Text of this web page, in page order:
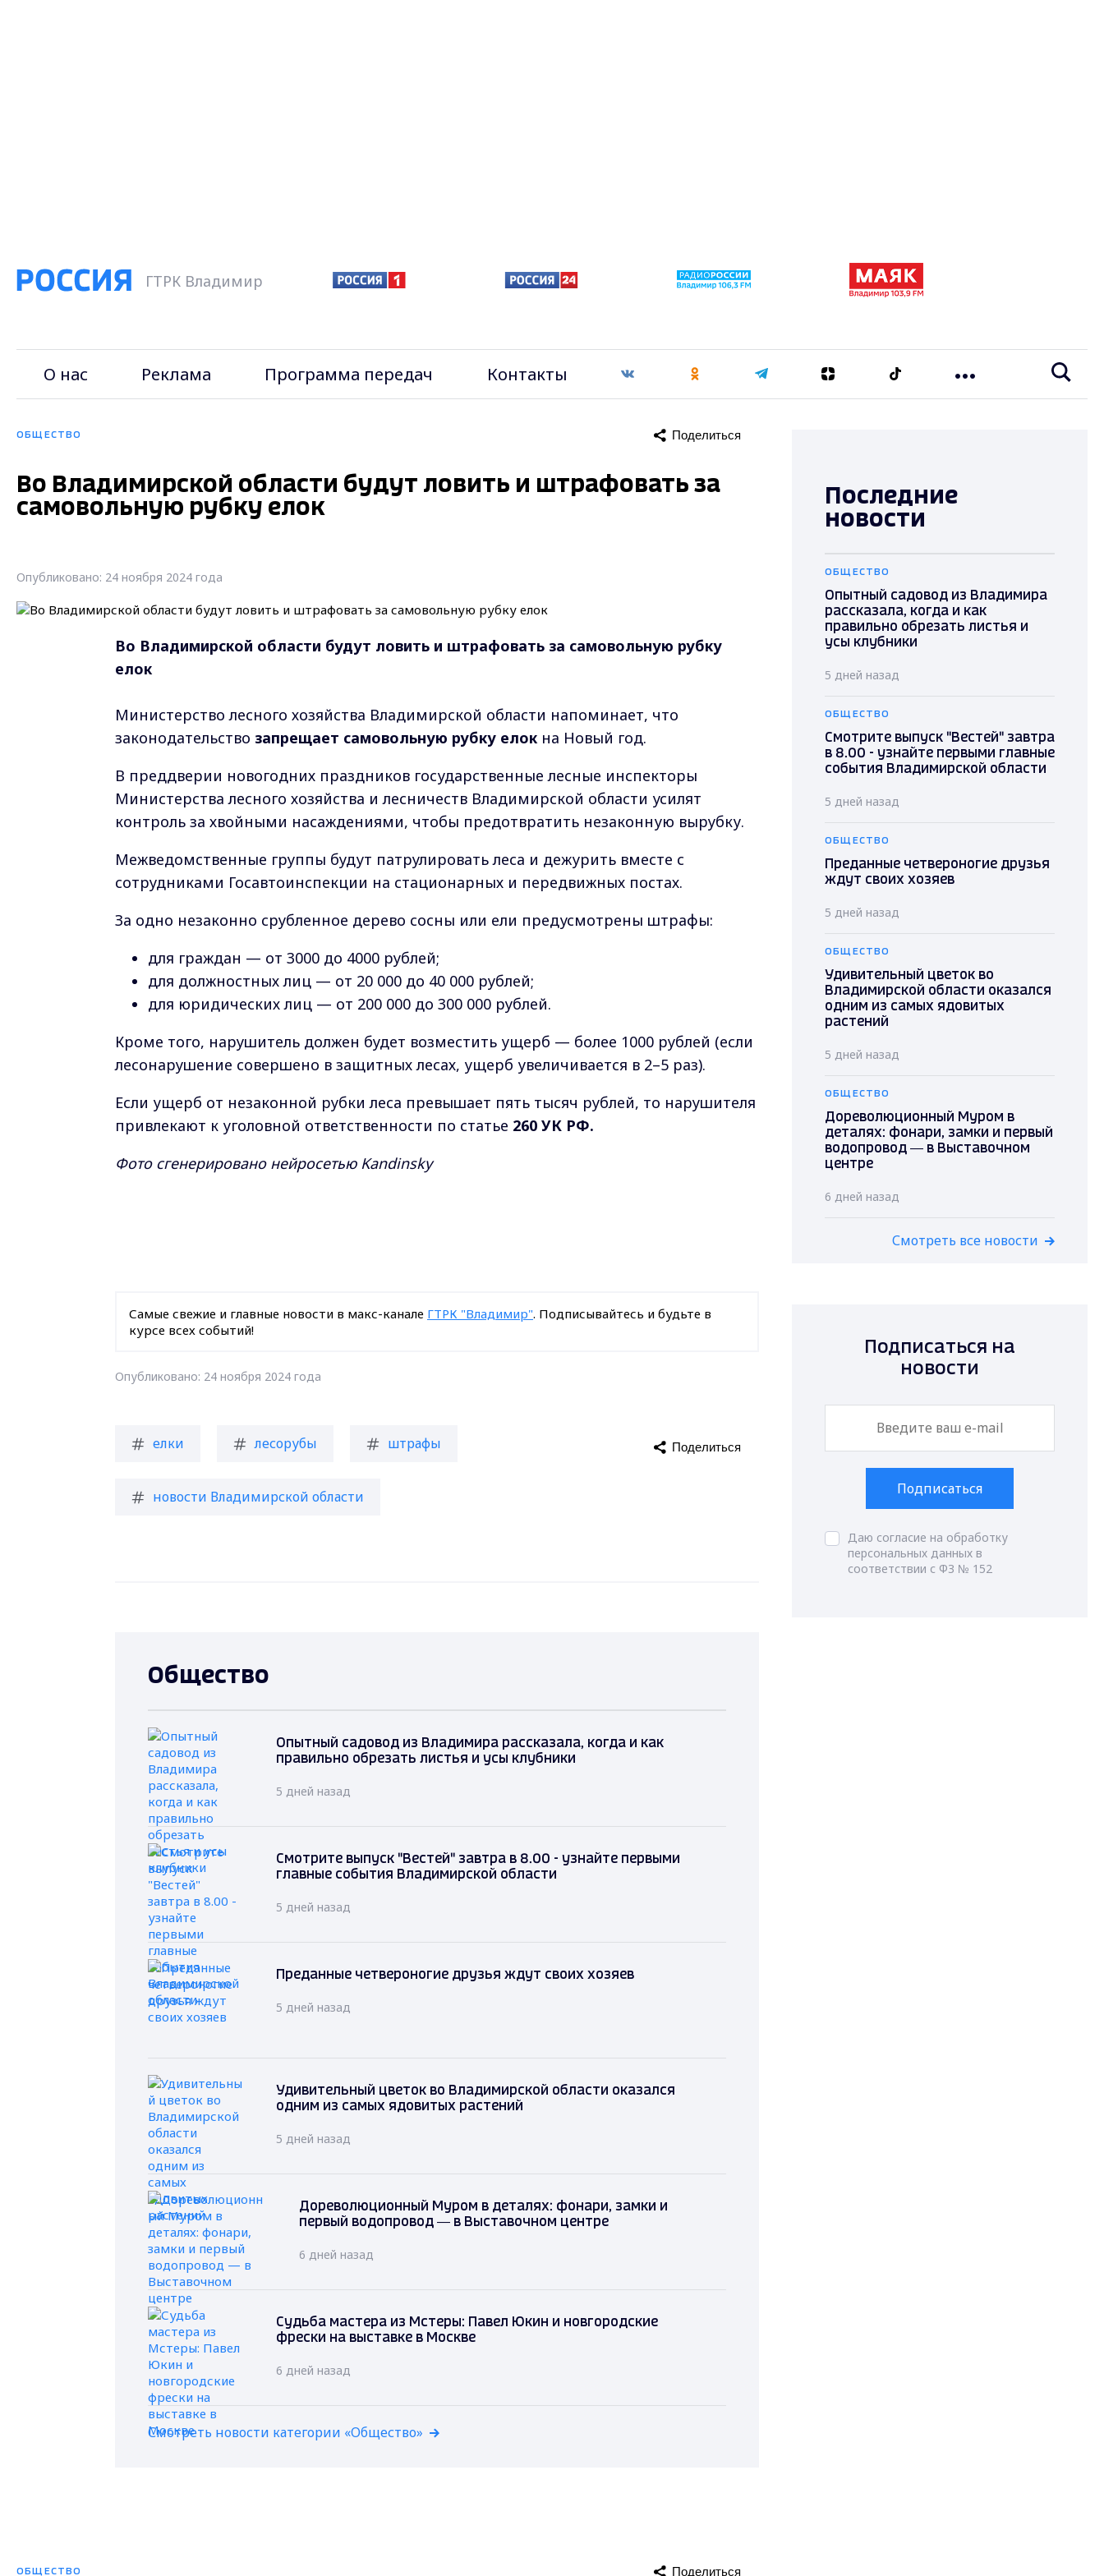
ГТРК Владимир
О нас Реклама Программа передач Контакты
ОБЩЕСТВО Поделиться
Во Владимирской области будут ловить и штрафовать за
самовольную рубку елок
Опубликовано: 24 ноября 2024 года
Во Владимирской области будут ловить и штрафовать за самовольную рубку
елок
Министерство лесного хозяйства Владимирской области напоминает, что
законодательство запрещает самовольную рубку елок на Новый год.
В преддверии новогодних праздников государственные лесные инспекторы
Министерства лесного хозяйства и лесничеств Владимирской области усилят
контроль за хвойными насаждениями, чтобы предотвратить незаконную вырубку.
Межведомственные группы будут патрулировать леса и дежурить вместе с
сотрудниками Госавтоинспекции на стационарных и передвижных постах.
За одно незаконно срубленное дерево сосны или ели предусмотрены штрафы:
для граждан — от 3000 до 4000 рублей;
для должностных лиц — от 20 000 до 40 000 рублей;
для юридических лиц — от 200 000 до 300 000 рублей.
Кроме того, нарушитель должен будет возместить ущерб — более 1000 рублей (если
лесонарушение совершено в защитных лесах, ущерб увеличивается в 2–5 раз).
Если ущерб от незаконной рубки леса превышает пять тысяч рублей, то нарушителя
привлекают к уголовной ответственности по статье 260 УК РФ.
Фото сгенерировано нейросетью Kandinsky
Самые свежие и главные новости в макс-канале ГТРК "Владимир". Подписывайтесь и будьте в
курсе всех событий!
Опубликовано: 24 ноября 2024 года
елки лесорубы штрафы
новости Владимирской области
Поделиться
Общество
Опытный садовод из Владимира рассказала, когда и как
правильно обрезать листья и усы клубники
5 дней назад
Смотрите выпуск "Вестей" завтра в 8.00 - узнайте первыми
главные события Владимирской области
5 дней назад
Преданные четвероногие друзья ждут своих хозяев
5 дней назад
Удивительный цветок во Владимирской области оказался
одним из самых ядовитых растений
5 дней назад
Дореволюционный Муром в деталях: фонари, замки и
первый водопровод — в Выставочном центре
6 дней назад
Судьба мастера из Мстеры: Павел Юкин и новгородские
фрески на выставке в Москве
6 дней назад
Смотреть новости категории «Общество»
ОБЩЕСТВО Поделиться
Последние
новости
ОБЩЕСТВО
Опытный садовод из Владимира
рассказала, когда и как
правильно обрезать листья и
усы клубники
5 дней назад
ОБЩЕСТВО
Смотрите выпуск "Вестей" завтра
в 8.00 - узнайте первыми главные
события Владимирской области
5 дней назад
ОБЩЕСТВО
Преданные четвероногие друзья
ждут своих хозяев
5 дней назад
ОБЩЕСТВО
Удивительный цветок во
Владимирской области оказался
одним из самых ядовитых
растений
5 дней назад
ОБЩЕСТВО
Дореволюционный Муром в
деталях: фонари, замки и первый
водопровод — в Выставочном
центре
6 дней назад
Смотреть все новости
Подписаться на
новости
Подписаться
Даю согласие на обработку
персональных данных в
соответствии с ФЗ № 152